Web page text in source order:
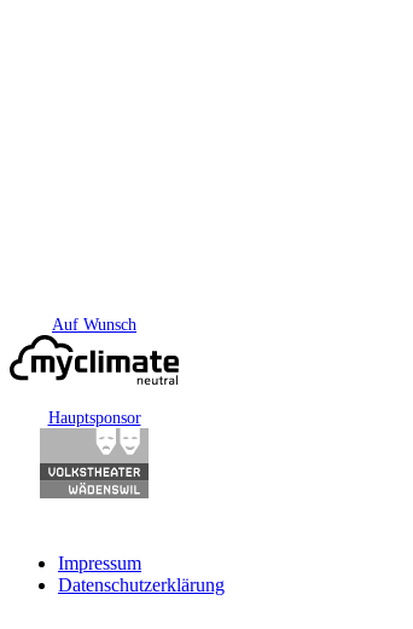
Auf Wunsch
Hauptsponsor
Impressum
Datenschutzerklärung